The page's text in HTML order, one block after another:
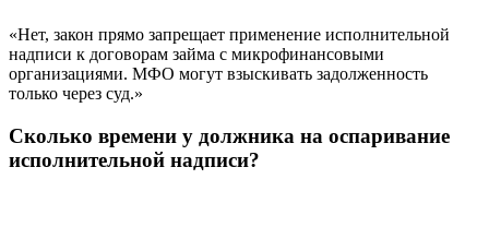
«Нет, закон прямо запрещает применение исполнительной
надписи к договорам займа с микрофинансовыми
организациями. МФО могут взыскивать задолженность
только через суд.»
Сколько времени у должника на оспаривание
исполнительной надписи?